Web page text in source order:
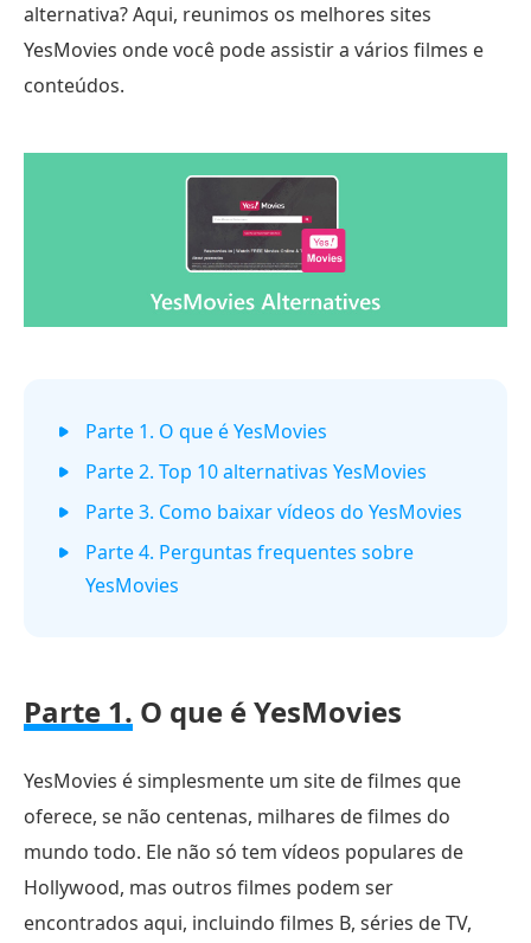
alternativa? Aqui, reunimos os melhores sites
YesMovies onde você pode assistir a vários filmes e
conteúdos.
Parte 1. O que é YesMovies
Parte 2. Top 10 alternativas YesMovies
Parte 3. Como baixar vídeos do YesMovies
Parte 4. Perguntas frequentes sobre
YesMovies
Parte 1. O que é YesMovies
YesMovies é simplesmente um site de filmes que
oferece, se não centenas, milhares de filmes do
mundo todo. Ele não só tem vídeos populares de
Hollywood, mas outros filmes podem ser
encontrados aqui, incluindo filmes B, séries de TV,